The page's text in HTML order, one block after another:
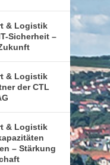
& Logistik
Sicherheit –
& Logistik
der CTL
& Logistik
– Stärkung